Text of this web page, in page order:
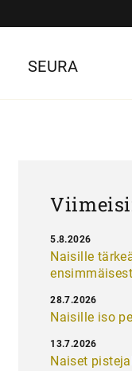
SEURA
Naisille
5.8.2026
Naisille iso
28.7.2026
Naiset
13.7.2026